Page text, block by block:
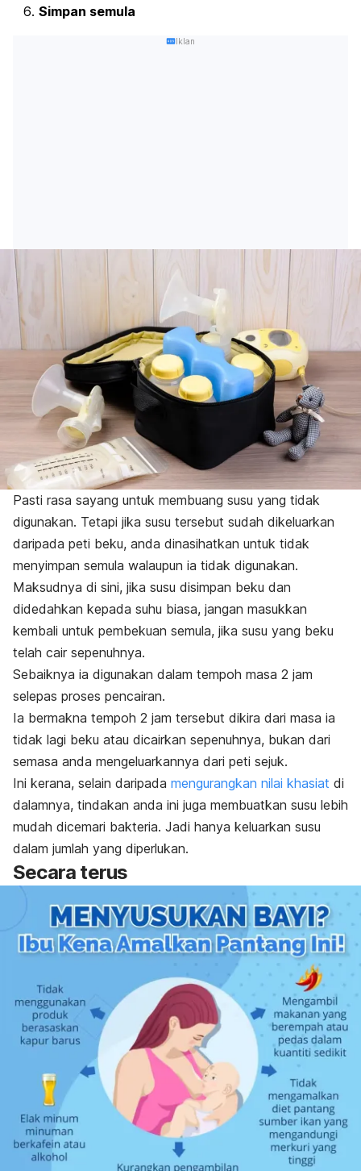
Simpan semula
Iklan
Pasti rasa sayang untuk membuang susu yang tidak
digunakan. Tetapi jika susu tersebut sudah dikeluarkan
daripada peti beku, anda dinasihatkan untuk tidak
menyimpan semula walaupun ia tidak digunakan.
Maksudnya di sini, jika susu disimpan beku dan
didedahkan kepada suhu biasa, jangan masukkan
kembali untuk pembekuan semula, jika susu yang beku
telah cair sepenuhnya.
Sebaiknya ia digunakan dalam tempoh masa 2 jam
selepas proses pencairan.
Ia bermakna tempoh 2 jam tersebut dikira dari masa ia
tidak lagi beku atau dicairkan sepenuhnya, bukan dari
semasa anda mengeluarkannya dari peti sejuk.
Ini kerana, selain daripada mengurangkan nilai khasiat di
dalamnya, tindakan anda ini juga membuatkan susu lebih
mudah dicemari bakteria. Jadi hanya keluarkan susu
dalam jumlah yang diperlukan.
Secara terus